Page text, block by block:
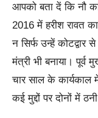
आपको बता दें कि नौ
2016 में हरीश रावत
न सिर्फ उन्हें कोटद्वार
मंत्री भी बनाया।
चार साल के कार्यकाल
कई मुद्दों पर दोनों में